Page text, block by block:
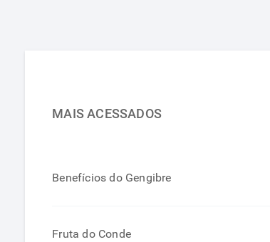
MAIS ACESSADOS
Benefícios do Gengibre
Fruta do Conde